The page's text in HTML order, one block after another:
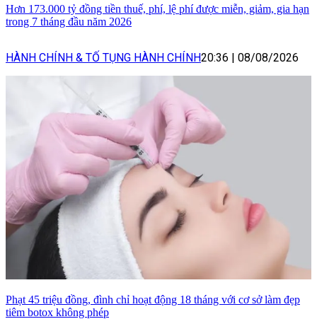
Hơn 173.000 tỷ đồng tiền thuế, phí, lệ phí được miễn, giảm, gia hạn
trong 7 tháng đầu năm 2026
HÀNH CHÍNH & TỐ TỤNG HÀNH CHÍNH20:36 | 08/08/2026
Phạt 45 triệu đồng, đình chỉ hoạt động 18 tháng với cơ sở làm đẹp
tiêm botox không phép